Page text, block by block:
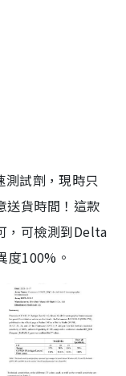
試劑，現時只
送貨時間！這款
，可檢測到Delta
度100%。